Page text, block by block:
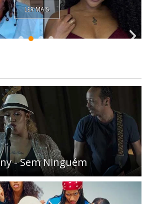
LER MAIS
- Sem Ninguém